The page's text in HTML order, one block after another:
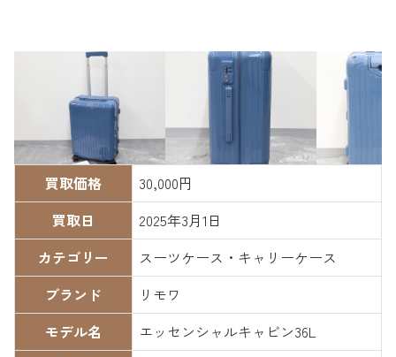
買取価格
30,000円
買取日
2025年3月1日
カテゴリー
スーツケース・キャリーケース
ブランド
リモワ
モデル名
エッセンシャルキャビン36L